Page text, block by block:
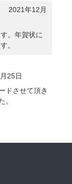
2021年12月
。年賀状に
。
25日
ドさせて頂き
。